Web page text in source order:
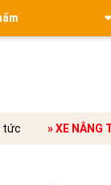
tức »XE NÂNG